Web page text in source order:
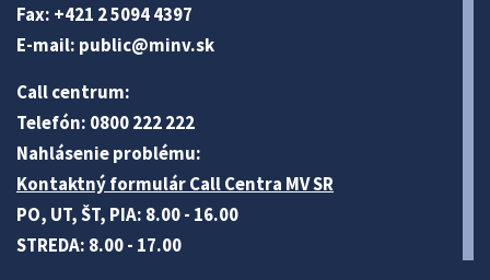
Fax: +421 2 5094 4397
E-mail: public@minv.sk
Call centrum:
Telefón: 0800 222 222
Nahlásenie problému:
Kontaktný formulár Call Centra MV SR
PO, UT, ŠT, PIA: 8.00 - 16.00
STREDA: 8.00 - 17.00